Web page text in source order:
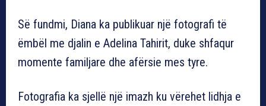
Së fundmi, Diana ka publikuar një fotografi të
ëmbël me djalin e Adelina Tahirit, duke shfaqur
momente familjare dhe afërsie mes tyre.
Fotografia ka sjellë një imazh ku vërehet lidhja e